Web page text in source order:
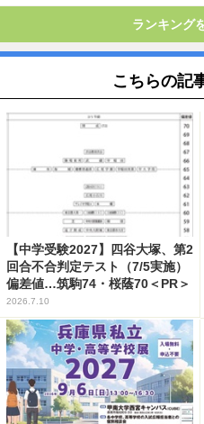
ランキング
こちらの記
【中学受験2027】四谷大塚、第2
回合不合判定テスト（7/5実施）
偏差値…筑駒74・桜蔭70＜PR＞
2026.7.10